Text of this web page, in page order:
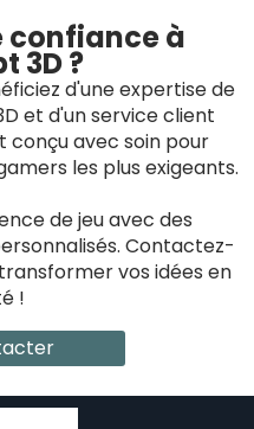
confiance à
3D ?
d'une expertise de
et d'un service client
conçu avec soin pour
les plus exigeants.
de jeu avec des
Contactez-
vos idées en
!